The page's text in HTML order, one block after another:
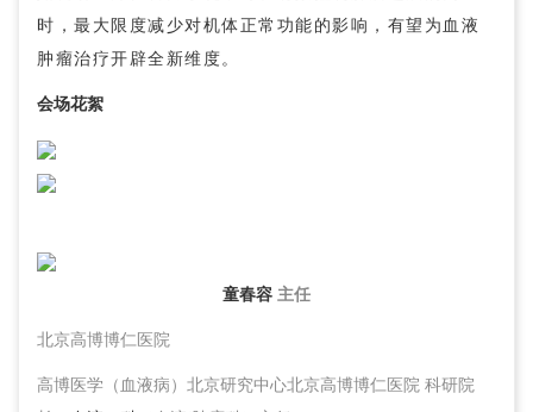
时，最大限度减少对机体正常功能的影响，有望为血液
肿瘤治疗开辟全新维度。
会场花絮
童春容 主任
北京高博博仁医院
高博医学（血液病）北京研究中心北京高博博仁医院 科研院